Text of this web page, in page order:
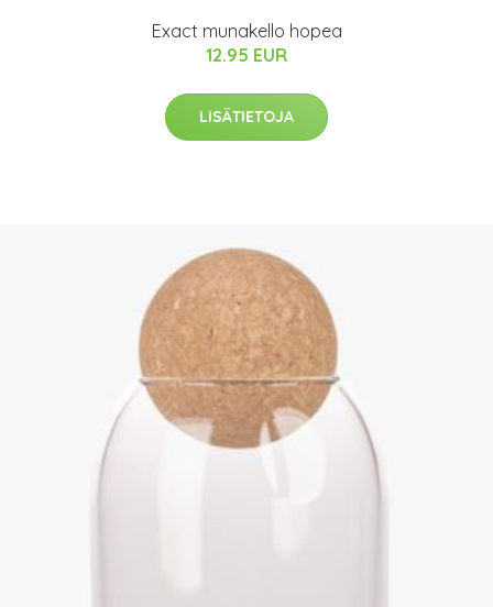
Exact munakello hopea
12.95 EUR
LISÄTIETOJA